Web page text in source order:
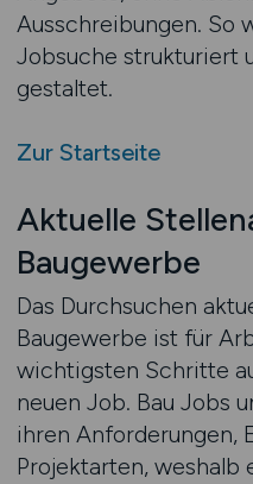
Ausschreibungen. So
Jobsuche strukturiert
gestaltet.
Zur Startseite
Aktuelle
Baugewerbe
Das Durchsuchen
Baugewerbe ist für
wichtigsten Schritte
neuen Job. Bau Jobs
ihren Anforderungen,
Projektarten, weshalb